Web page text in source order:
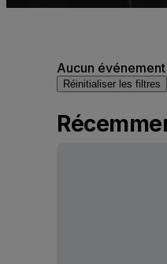
Aucun
Réinitialiser les filtres